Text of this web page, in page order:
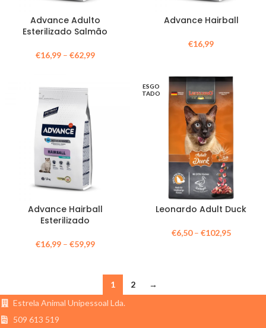
Advance Adulto
Esterilizado Salmão
€16,99– €62,99
Advance Hairball
€16,99
Advance Hairball
Esterilizado
€16,99– €59,99
ESGO
TADO
Leonardo Adult Duck
€6,50– €102,95
1 2
→
Estrela Animal Unipessoal Lda.
509 613 519